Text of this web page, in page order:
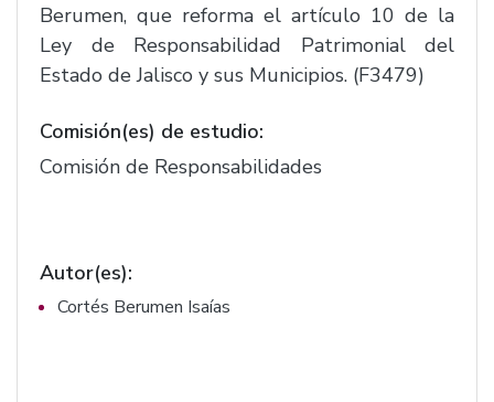
Berumen, que reforma el artículo 10 de la
Ley de Responsabilidad Patrimonial del
Estado de Jalisco y sus Municipios. (F3479)
Comisión(es) de estudio:
Comisión de Responsabilidades
Autor(es):
Cortés Berumen Isaías